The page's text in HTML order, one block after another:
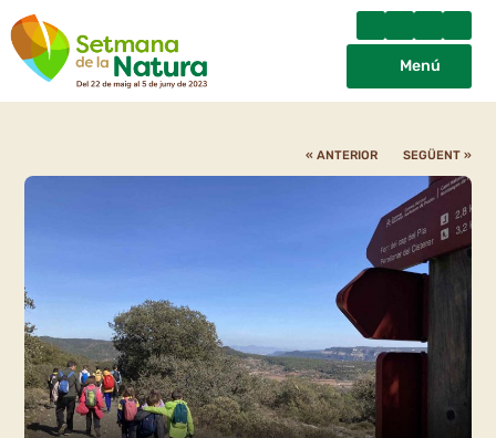
Menú
« ANTERIOR SEGÜENT »